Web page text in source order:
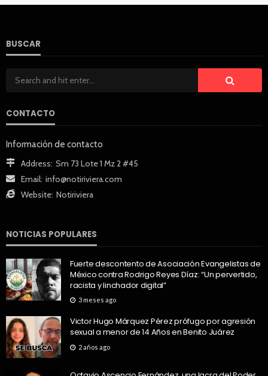
BUSCAR
CONTACTO
Información de contacto
Address: Sm 73 Lote 1 Mz 2 #45
Email: info@notiriviera.com
Website: Notiriviera
NOTICIAS POPULARES
Fuerte descontento de Asociación Evangelistas de
México contra Rodrigo Reyes Díaz: “Un pervertido,
racista y linchador digital”
3 meses ago
Victor Hugo Márquez Pérez prófugo por agresión
sexual a menor de 14 Años en Benito Juárez
2 años ago